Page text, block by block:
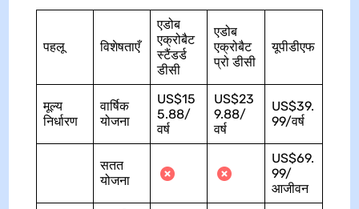
पहलू विशेषताएँ
एडोब
एक्रोबैट
स्टैंडर्ड
डीसी
एडोब
एक्रोबैट
प्रो डीसी
यूपीडीएफ
मूल्य
निर्धारण
वार्षिक
योजना
US$15
5.88/
वर्ष
US$23
9.88/
वर्ष
US$39.
99/वर्ष
सतत
योजना
US$69.
99/
आजीवन